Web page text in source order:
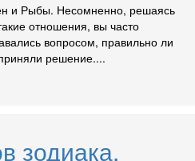
и Рыбы. Несомненно, решаясь
отношения, вы часто
вопросом, правильно ли
решение....
зодиака,